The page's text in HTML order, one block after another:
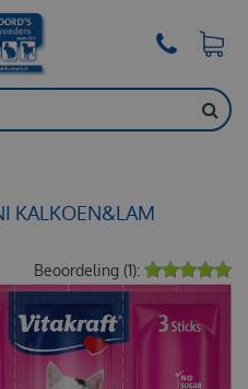
KALKOEN&LAM
Beoordeling (1):